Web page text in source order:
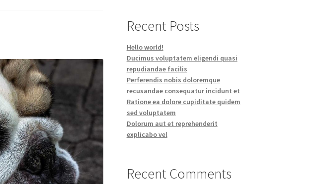
Recent Posts
Hello world!
Ducimus voluptatem eligendi quasi
repudiandae facilis
Perferendis nobis doloremque
recusandae consequatur incidunt et
Ratione ea dolore cupiditate quidem
sed voluptatem
Dolorum aut et reprehenderit
explicabo vel
Recent Comments